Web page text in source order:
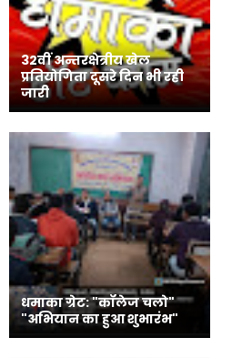
32वीं अन्तरक्षेत्रीय खेल
प्रतियोगिता दूसरे दिन भी रही
जारी
धमाका ग्रेट: "कॉलेज चलो"
"अभियान का हुआ शुभारंभ"